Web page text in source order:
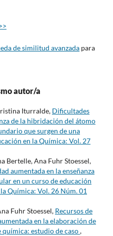
de similitud avanzadapara
autor/a
Iturralde, Dificultades
de la hibridación del átomo
que surgen de una
en la Química: Vol. 27
Bertelle, Ana Fuhr Stoessel,
aumentada en la enseñanza
en un curso de educación
Química: Vol. 26 Núm. 01
Fuhr Stoessel, Recursos de
en la elaboración de
química: estudio de caso,